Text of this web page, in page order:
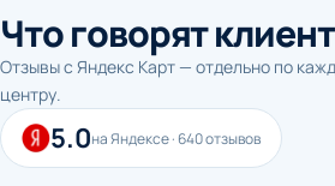
Что говорят
Отзывы с Яндекс Карт — отдельно по
центру.
5.0на Яндексе · 640 отзывов